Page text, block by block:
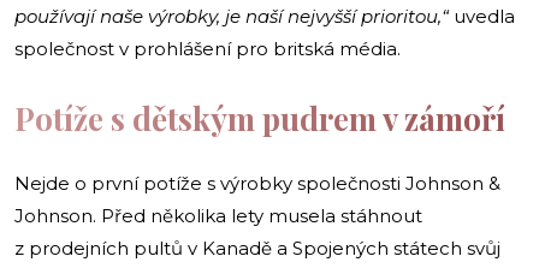
používají naše výrobky, je naší nejvyšší prioritou,“ uvedla
společnost v prohlášení pro britská média.
Potíže s dětským pudrem v zámoří
Nejde o první potíže s výrobky společnosti Johnson &
Johnson. Před několika lety musela stáhnout
z prodejních pultů v Kanadě a Spojených státech svůj